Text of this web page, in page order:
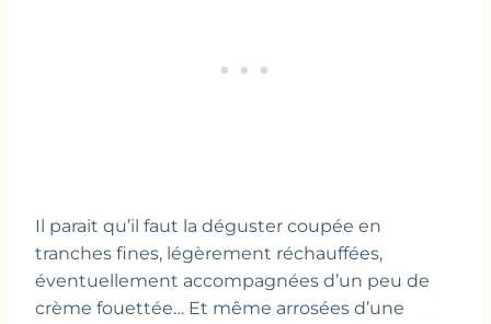
Il parait qu’il faut la déguster coupée en
tranches fines, légèrement réchauffées,
éventuellement accompagnées d’un peu de
crème fouettée… Et même arrosées d’une